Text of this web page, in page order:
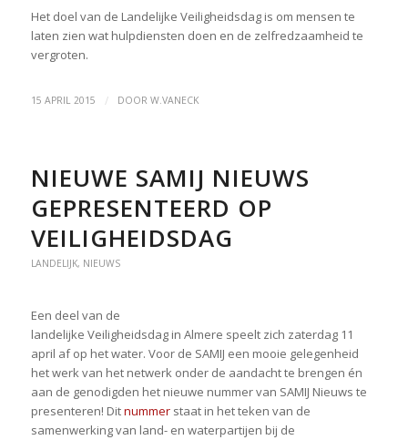
Het doel van de Landelijke Veiligheidsdag is om mensen te
laten zien wat hulpdiensten doen en de zelfredzaamheid te
vergroten.
15 APRIL 2015 / DOOR W.VANECK
NIEUWE SAMIJ NIEUWS
GEPRESENTEERD OP
VEILIGHEIDSDAG
LANDELIJK, NIEUWS
Een deel van de
landelijke Veiligheidsdag in Almere speelt zich zaterdag 11
april af op het water. Voor de SAMIJ een mooie gelegenheid
het werk van het netwerk onder de aandacht te brengen én
aan de genodigden het nieuwe nummer van SAMIJ Nieuws te
presenteren! Ditnummerstaat in het teken van de
samenwerking van land- en waterpartijen bij de